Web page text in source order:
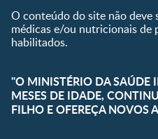
O conteúdo do site não
médicas e/ou nutricionais de
habilitados.
"O MINISTÉRIO DA SAÚDE
MESES DE IDADE,
FILHO E OFEREÇA NOVOS